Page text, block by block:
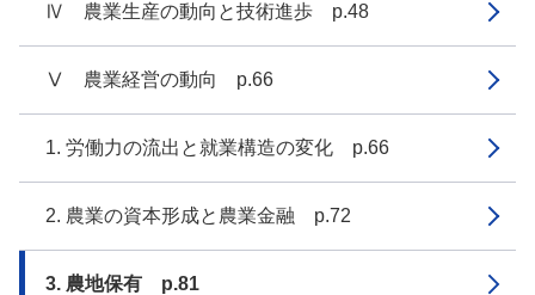
Ⅳ 農業生産の動向と技術進歩 p.48
Ⅴ 農業経営の動向 p.66
1. 労働力の流出と就業構造の変化 p.66
2. 農業の資本形成と農業金融 p.72
3. 農地保有 p.81